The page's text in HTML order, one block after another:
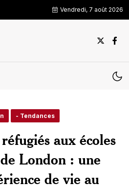
Vendredi, 7 août 2026
- Tendances
aux écoles
London : une
de vie au